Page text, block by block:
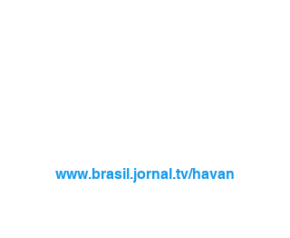
www.brasil.jornal.tv/havan